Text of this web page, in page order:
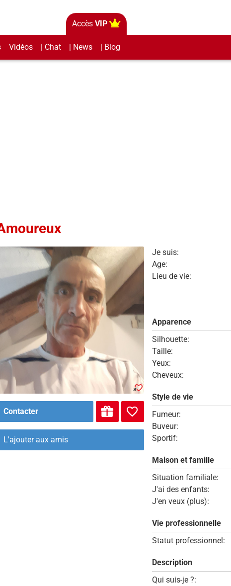
Accès VIP
Vidéos | Chat | News | Blog
Contacter
L'ajouter aux amis
Je suis:
Age:
Lieu de vie:
Apparence
Silhouette:
Taille:
Yeux:
Cheveux:
Style de vie
Fumeur:
Buveur:
Sportif:
Maison et famille
Situation familiale:
J'ai des enfants:
J'en veux (plus):
Vie professionnelle
Statut professionnel:
Description
Qui suis-je ?: